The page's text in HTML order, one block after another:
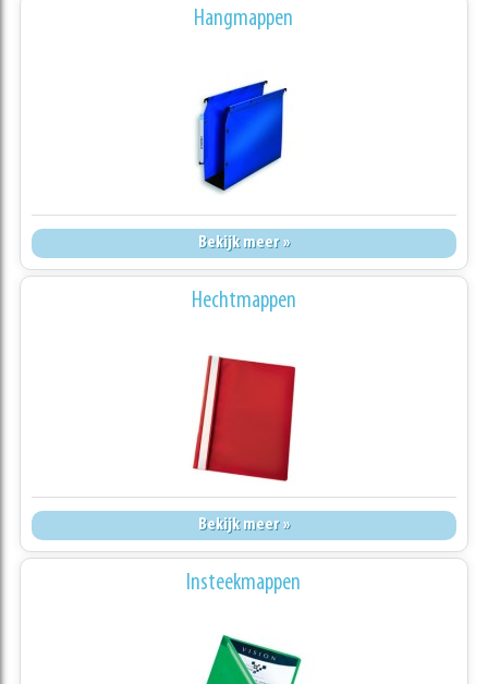
Hangmappen
Bekijk meer »
Hechtmappen
Bekijk meer »
Insteekmappen